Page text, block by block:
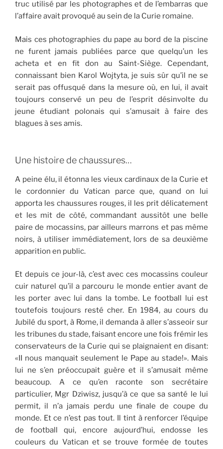
truc utilisé par les photographes et de l’embarras que
l’affaire avait provoqué au sein de la Curie romaine.
Mais ces photographies du pape au bord de la piscine
ne furent jamais publiées parce que quelqu’un les
acheta et en fit don au Saint-Siège. Cependant,
connaissant bien Karol Wojtyta, je suis sûr qu’il ne se
serait pas offusqué dans la mesure où, en lui, il avait
toujours conservé un peu de l’esprit désinvolte du
jeune étudiant polonais qui s’amusait à faire des
blagues à ses amis.
Une histoire de chaussures…
A peine élu, il étonna les vieux cardinaux de la Curie et
le cordonnier du Vatican parce que, quand on lui
apporta les chaussures rouges, il les prit délicatement
et les mit de côté, commandant aussitôt une belle
paire de mocassins, par ailleurs marrons et pas même
noirs, à utiliser immédiatement, lors de sa deuxième
apparition en public.
Et depuis ce jour-là, c’est avec ces mocassins couleur
cuir naturel qu’il a parcouru le monde entier avant de
les porter avec lui dans la tombe. Le football lui est
toutefois toujours resté cher. En 1984, au cours du
Jubilé du sport, à Rome, il demanda à aller s’asseoir sur
les tribunes du stade, faisant encore une fois frémir les
conservateurs de la Curie qui se plaignaient en disant:
«II nous manquait seulement le Pape au stade!». Mais
lui ne s’en préoccupait guère et il s’amusait même
beaucoup. A ce qu’en raconte son secrétaire
particulier, Mgr Dziwisz, jusqu’à ce que sa santé le lui
permit, il n’a jamais perdu une finale de coupe du
monde. Et ce n’est pas tout. Il tint à renforcer l’équipe
de football qui, encore aujourd’hui, endosse les
couleurs du Vatican et se trouve formée de toutes